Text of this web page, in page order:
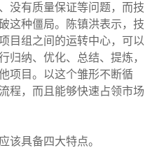
没有质量保证等问题，而技
这种僵局。陈镇洪表示，技
目组之间的运转中心，可以
归纳、优化、总结、提炼，
项目。以这个雏形不断循
程，而且能够快速占领市场
该具备四大特点。